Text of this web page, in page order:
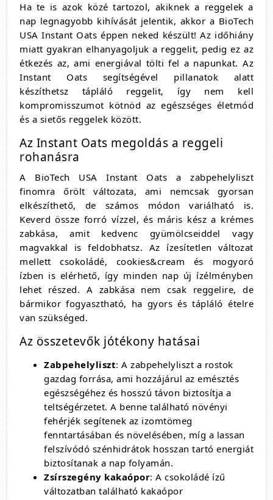
Ha te is azok közé tartozol, akiknek a reggelek a
nap legnagyobb kihívását jelentik, akkor a BioTech
USA Instant Oats éppen neked készült! Az időhiány
miatt gyakran elhanyagoljuk a reggelit, pedig ez az
étkezés az, ami energiával tölti fel a napunkat. Az
Instant Oats segítségével pillanatok alatt
készíthetsz tápláló reggelit, így nem kell
kompromisszumot kötnöd az egészséges életmód
és a sietős reggelek között.
Az Instant Oats megoldás a reggeli
rohanásra
A BioTech USA Instant Oats a zabpehelyliszt
finomra őrölt változata, ami nemcsak gyorsan
elkészíthető, de számos módon variálható is.
Keverd össze forró vízzel, és máris kész a krémes
zabkása, amit kedvenc gyümölcseiddel vagy
magvakkal is feldobhatsz. Az ízesítetlen változat
mellett csokoládé, cookies&cream és mogyoró
ízben is elérhető, így minden nap új ízélményben
lehet részed. A zabkása nem csak reggelire, de
bármikor fogyasztható, ha gyors és tápláló ételre
van szükséged.
Az összetevők jótékony hatásai
Zabpehelyliszt: A zabpehelyliszt a rostok
gazdag forrása, ami hozzájárul az emésztés
egészségéhez és hosszú távon biztosítja a
teltségérzetet. A benne található növényi
fehérjék segítenek az izomtömeg
fenntartásában és növelésében, míg a lassan
felszívódó szénhidrátok hosszan tartó energiát
biztosítanak a nap folyamán.
Zsírszegény kakaópor: A csokoládé ízű
változatban található kakaópor